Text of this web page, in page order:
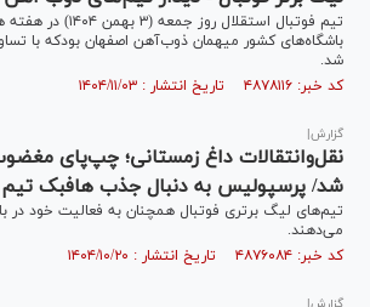
تیم فوتبال استقلال
باشگاه‌های کشور میهمان ذوب‌آهن اصفهان بودکه با
شد.
کد خبر: ۴۸۷۸۱۱۶ تاریخ انتشار : ۱۴۰۴/۱۱/۰۳
گزارش|
نقل‌وانتقالات داغ زمستانی؛ چپ‌پای
شد/ پرسپولیس به دنبال جذب هافبک
تیم‌های لیگ برتری فوتبال همچنان به فعالیت خود در
می‌دهند.
کد خبر: ۴۸۷۶۰۸۴ تاریخ انتشار : ۱۴۰۴/۱۰/۲۰